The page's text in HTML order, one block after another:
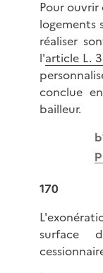
Pour
logements
réaliser
l'article L.
conclue
bailleur.
170
surface